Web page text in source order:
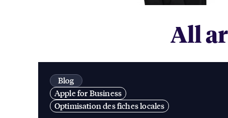
All
Blog
Apple for Business
Optimisation des fiches locales